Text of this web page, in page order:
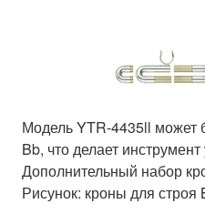
Модель YTR-4435ll может
Bb, что делает
Дополнительный набор
Рисунок: кроны для